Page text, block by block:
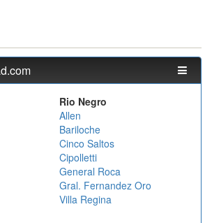
Rio Negro
Allen
Bariloche
Cinco Saltos
Cipolletti
General Roca
Gral. Fernandez Oro
Villa Regina